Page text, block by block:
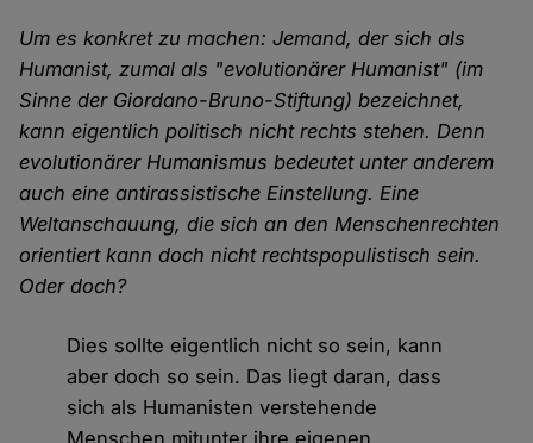
Um es konkret zu machen: Jemand, der sich als
Humanist, zumal als "evolutionärer Humanist" (im
Sinne der Giordano-Bruno-Stiftung) bezeichnet,
kann eigentlich politisch nicht rechts stehen. Denn
evolutionärer Humanismus bedeutet unter anderem
auch eine antirassistische Einstellung. Eine
Weltanschauung, die sich an den Menschenrechten
orientiert kann doch nicht rechtspopulistisch sein.
Oder doch?
Dies sollte eigentlich nicht so sein, kann
aber doch so sein. Das liegt daran, dass
sich als Humanisten verstehende